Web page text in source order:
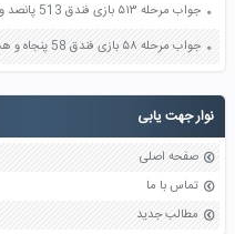
نوار جهت یابی
صفحه اصلی
تماس با ما
مطالب جدید
جواب مرحله ۵۱۳ بازی فندق 513 پانصد و سیزده پاسخ
جواب مرحله ۵۸ بازی فندق 58 پنجاه و هشت پاسخ